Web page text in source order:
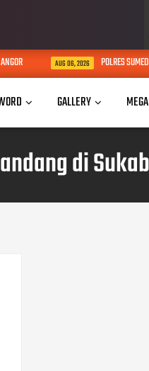
AUG 06, 2026 POLRES
GALLERY
di